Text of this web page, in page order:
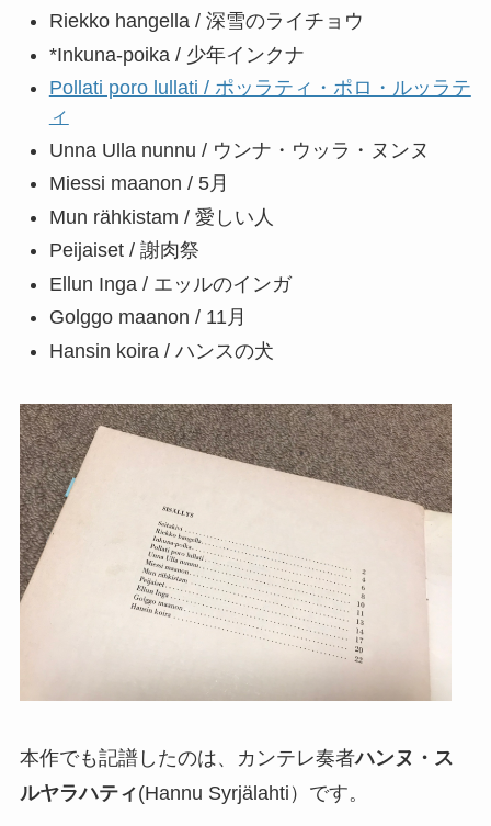
Riekko hangella / 深雪のライチョウ
*Inkuna-poika / 少年インクナ
Pollati poro lullati / ポッラティ・ポロ・ルッラテ
ィ
Unna Ulla nunnu / ウンナ・ウッラ・ヌンヌ
Miessi maanon / 5月
Mun rähkistam / 愛しい人
Peijaiset / 謝肉祭
Ellun Inga / エッルのインガ
Golggo maanon / 11月
Hansin koira / ハンスの犬
本作でも記譜したのは、カンテレ奏者ハンヌ・ス
ルヤラハティ(Hannu Syrjälahti）です。